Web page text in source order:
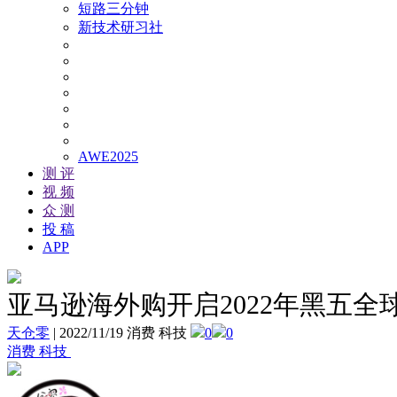
短路三分钟
新技术研习社
AWE2025
测 评
视 频
众 测
投 稿
APP
亚马逊海外购开启2022年黑五全
天仓零 | 2022/11/19 消费 科技 0
0
消费 科技